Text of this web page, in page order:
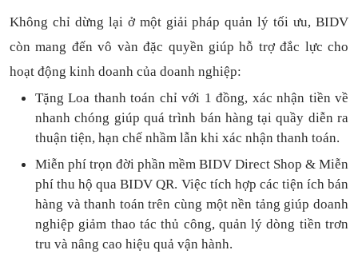
Không chỉ dừng lại ở một giải pháp quản lý tối ưu, BIDV
còn mang đến vô vàn đặc quyền giúp hỗ trợ đắc lực cho
hoạt động kinh doanh của doanh nghiệp:
Tặng Loa thanh toán chỉ với 1đồng, xác nhận tiền về
nhanh chóng giúp quá trình bán hàng tại quầy diễn ra
thuận tiện, hạn chế nhầm lẫn khi xác nhận thanh toán.
Miễn phí trọn đời phần mềm BIDV Direct Shop & Miễn
phí thu hộ qua BIDV QR. Việc tích hợp các tiện ích bán
hàng và thanh toántrên cùng một nền tảng giúp doanh
nghiệp giảm thao tác thủ công, quản lý dòng tiền trơn
tru và nâng cao hiệu quả vận hành.